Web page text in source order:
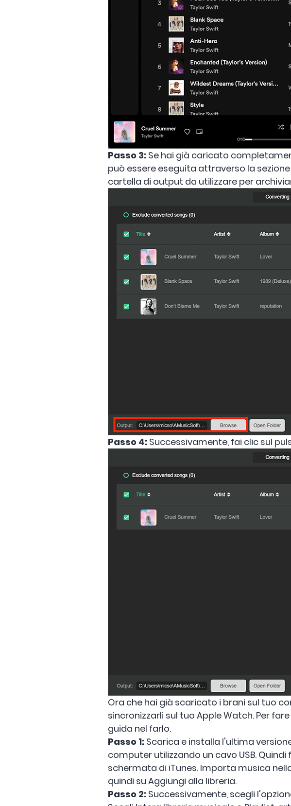
Passo 3: Se hai già caricato
può essere eseguita attraverso la
cartella di output da utilizzare per
Passo 4: Successivamente, fai clic sul
Ora che hai già scaricato i brani sul tuo
sincronizzarli sul tuo Apple Watch. Per
guida nel farlo.
Passo 1: Scarica e installa l'ultima
computer utilizzando un cavo USB.
schermata di iTunes. Importa musica
quindi su Aggiungi alla libreria.
Passo 2: Successivamente, scegli